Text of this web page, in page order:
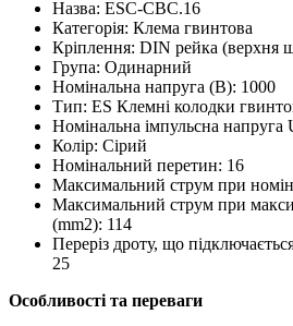
Назва: ESC-CBC.16
Категорія: Клема гвинтова
Кріплення: DIN рейка (верхня
Група: Одинарний
Номінальна напруга (В): 1000
Тип: ES Клемні колодки
Номінальна імпульсна
Колір: Сірий
Номінальний перетин: 16
Максимальний струм при
Максимальний струм при
(mm2): 114
Переріз дроту, що
25
Особливості та переваги